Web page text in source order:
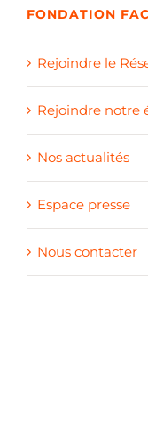
FONDATION
Rejoindre le
Rejoindre notre
Nos actualités
Espace presse
Nous contacter